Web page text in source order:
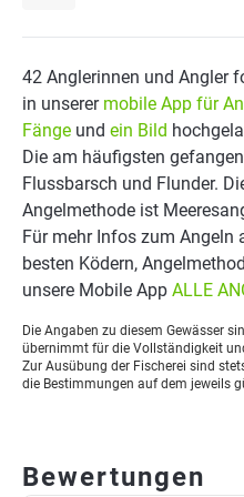
42 Anglerinnen und Angler
in unserer mobile App für
Fänge und ein Bild
Die am häufigsten
Flussbarsch und Flunder.
Angelmethode ist
Für mehr Infos zum Angeln
besten Ködern,
unsere Mobile App ALLE
Die Angaben zu diesem Gewässer
übernimmt für die Vollständigkeit
Zur Ausübung der Fischerei sind
die Bestimmungen auf dem jeweils
Bewertungen